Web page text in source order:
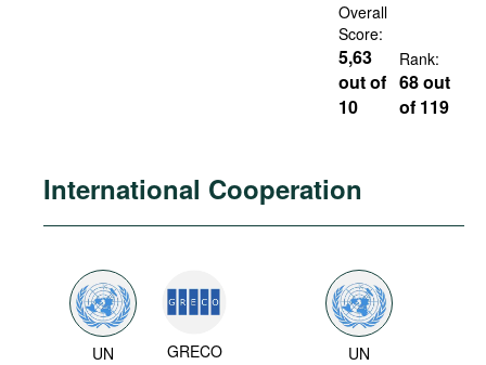
Overall
Score:
5,63
out of
10
Rank:
68 out
of 119
International Cooperation
UN GRECO UN